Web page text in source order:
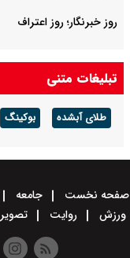
روز خبرنگار؛ روز اعتراف
تبلیغات متنی
طلای آبشده بوکینگ
صفحه نخست جامعه
ورزش
روایت تصویر